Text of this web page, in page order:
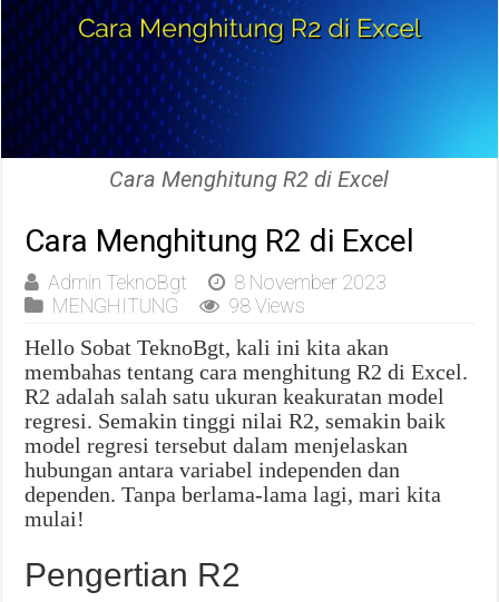
Cara Menghitung R2 di Excel
Cara Menghitung R2 di Excel
Admin TeknoBgt
8 November 2023
MENGHITUNG
98 Views
Hello Sobat TeknoBgt, kali ini kita akan
membahas tentang cara menghitung R2 di Excel.
R2 adalah salah satu ukuran keakuratan model
regresi. Semakin tinggi nilai R2, semakin baik
model regresi tersebut dalam menjelaskan
hubungan antara variabel independen dan
dependen. Tanpa berlama-lama lagi, mari kita
mulai!
Pengertian R2